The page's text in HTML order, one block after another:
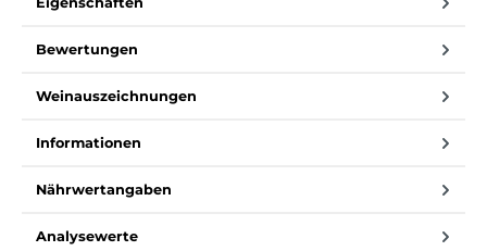
Bewertungen
Weinauszeichnungen
Informationen
Nährwertangaben
Analysewerte